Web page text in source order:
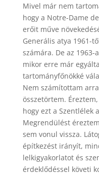
Mivel már nem
hogy a Notre-Dame
erőit műve
Generális atya 1961-
számára. De az
mikor erre már
tartományfőnökké
Nem számítottam
összetörtem.
hogy ezt a Szentlélek
Megrendülést
sem vonul vissza.
építkezést irányít,
lelkigyakorlatot és
érdeklődéssel követi